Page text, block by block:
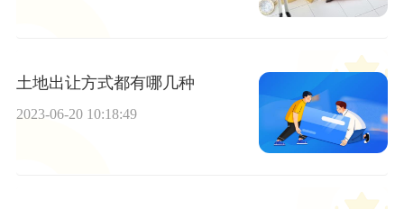
土地出让方式都有哪几种
2023-06-20 10:18:49